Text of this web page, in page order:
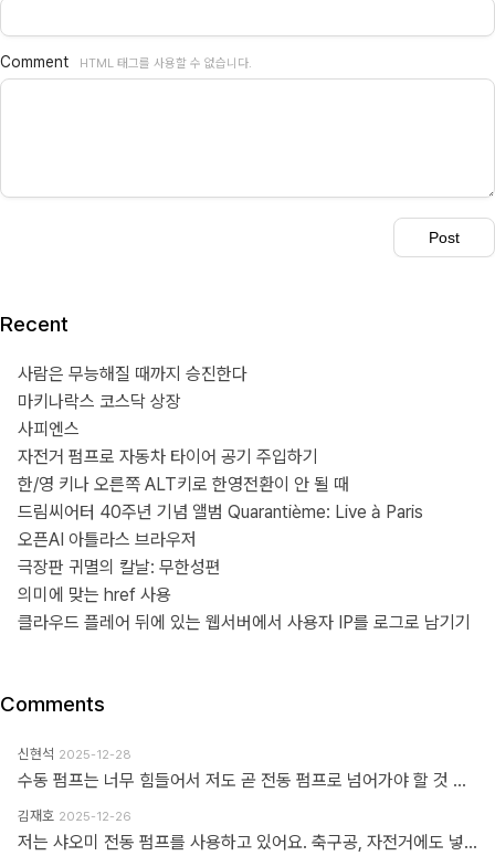
Comment HTML 태그를 사용할 수 없습니다.
Recent
사람은 무능해질 때까지 승진한다
마키나락스 코스닥 상장
사피엔스
자전거 펌프로 자동차 타이어 공기 주입하기
한/영 키나 오른쪽 ALT키로 한영전환이 안 될 때
드림씨어터 40주년 기념 앨범 Quarantième: Live à Paris
오픈AI 아틀라스 브라우저
극장판 귀멸의 칼날: 무한성편
의미에 맞는 href 사용
클라우드 플레어 뒤에 있는 웹서버에서 사용자 IP를 로그로 남기기
Comments
신현석 2025-12-28
수동 펌프는 너무 힘들어서 저도 곧 전동 펌프로 넘어가야 할 것 같네요.
김재호 2025-12-26
저는 샤오미 전동 펌프를 사용하고 있어요. 축구공, 자전거에도 넣을 수 있고 자동차 바퀴에도 넣을 수 있어요. 아주 만족스럽습니다.